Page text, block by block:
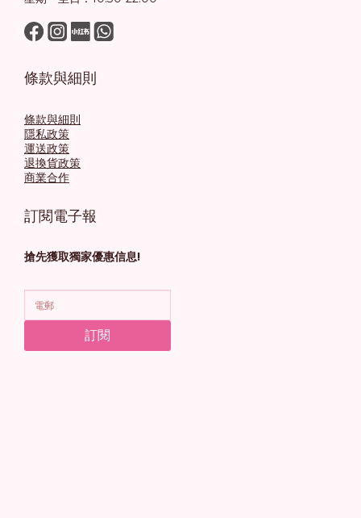
條款與細則
條款與細則
隱私政策
運送政策
退換貨政策
商業合作
訂閱電子報
搶先獲取獨家優惠信息!
訂閱